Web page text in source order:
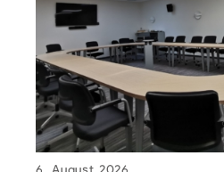
6. August 2026